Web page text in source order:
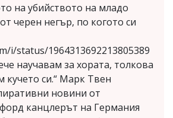
на убийството на младо
черен негър, по когото си
i/status/1964313692213805389
научавам за хората, толкова
кучето си.“ Марк Твен
новини от
канцлерът на Германия